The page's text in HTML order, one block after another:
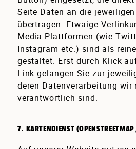
Seite Daten an die
übertragen. Etwaige
Media Plattformen (wie
Instagram etc.) sind als
gestaltet. Erst durch Klick
Link gelangen Sie zur
deren Datenverarbeitung wir
verantwortlich sind.
7. KARTENDIENST (OPENSTREETMAP